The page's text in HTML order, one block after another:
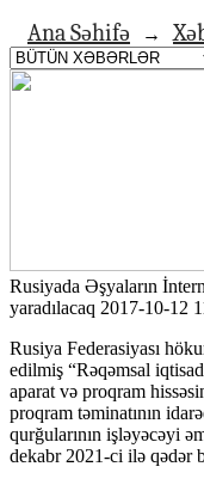
Ana Səhifə →
Rusiyada Əşyaların
yaradılacaq 2017-10-12
Rusiya Federasiyası
edilmiş “Rəqəmsal
aparat və proqram
proqram təminatının
qurğularının işləyəcəyi
dekabr 2021-ci ilə qədər